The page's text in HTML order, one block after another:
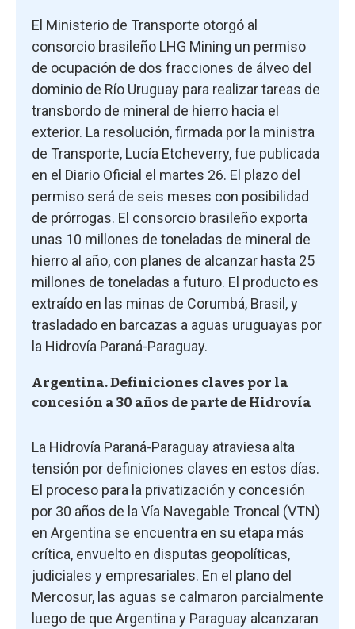
El Ministerio de Transporte otorgó al
consorcio brasileño LHG Mining un permiso
de ocupación de dos fracciones de álveo del
dominio de Río Uruguay para realizar tareas de
transbordo de mineral de hierro hacia el
exterior. La resolución, firmada por la ministra
de Transporte, Lucía Etcheverry, fue publicada
en el Diario Oficial el martes 26. El plazo del
permiso será de seis meses con posibilidad
de prórrogas. El consorcio brasileño exporta
unas 10 millones de toneladas de mineral de
hierro al año, con planes de alcanzar hasta 25
millones de toneladas a futuro. El producto es
extraído en las minas de Corumbá, Brasil, y
trasladado en barcazas a aguas uruguayas por
la Hidrovía Paraná-Paraguay.
Argentina. Definiciones claves por la
concesión a 30 años de parte de Hidrovía
La Hidrovía Paraná-Paraguay atraviesa alta
tensión por definiciones claves en estos días.
El proceso para la privatización y concesión
por 30 años de la Vía Navegable Troncal (VTN)
en Argentina se encuentra en su etapa más
crítica, envuelto en disputas geopolíticas,
judiciales y empresariales. En el plano del
Mercosur, las aguas se calmaron parcialmente
luego de que Argentina y Paraguay alcanzaran